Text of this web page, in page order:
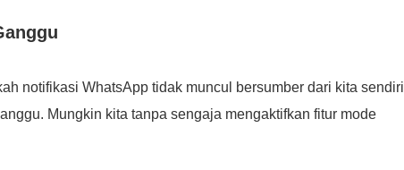
notifikasi WhatsApp tidak muncul bersumber dari kita sendiri
Mungkin kita tanpa sengaja mengaktifkan fitur mode